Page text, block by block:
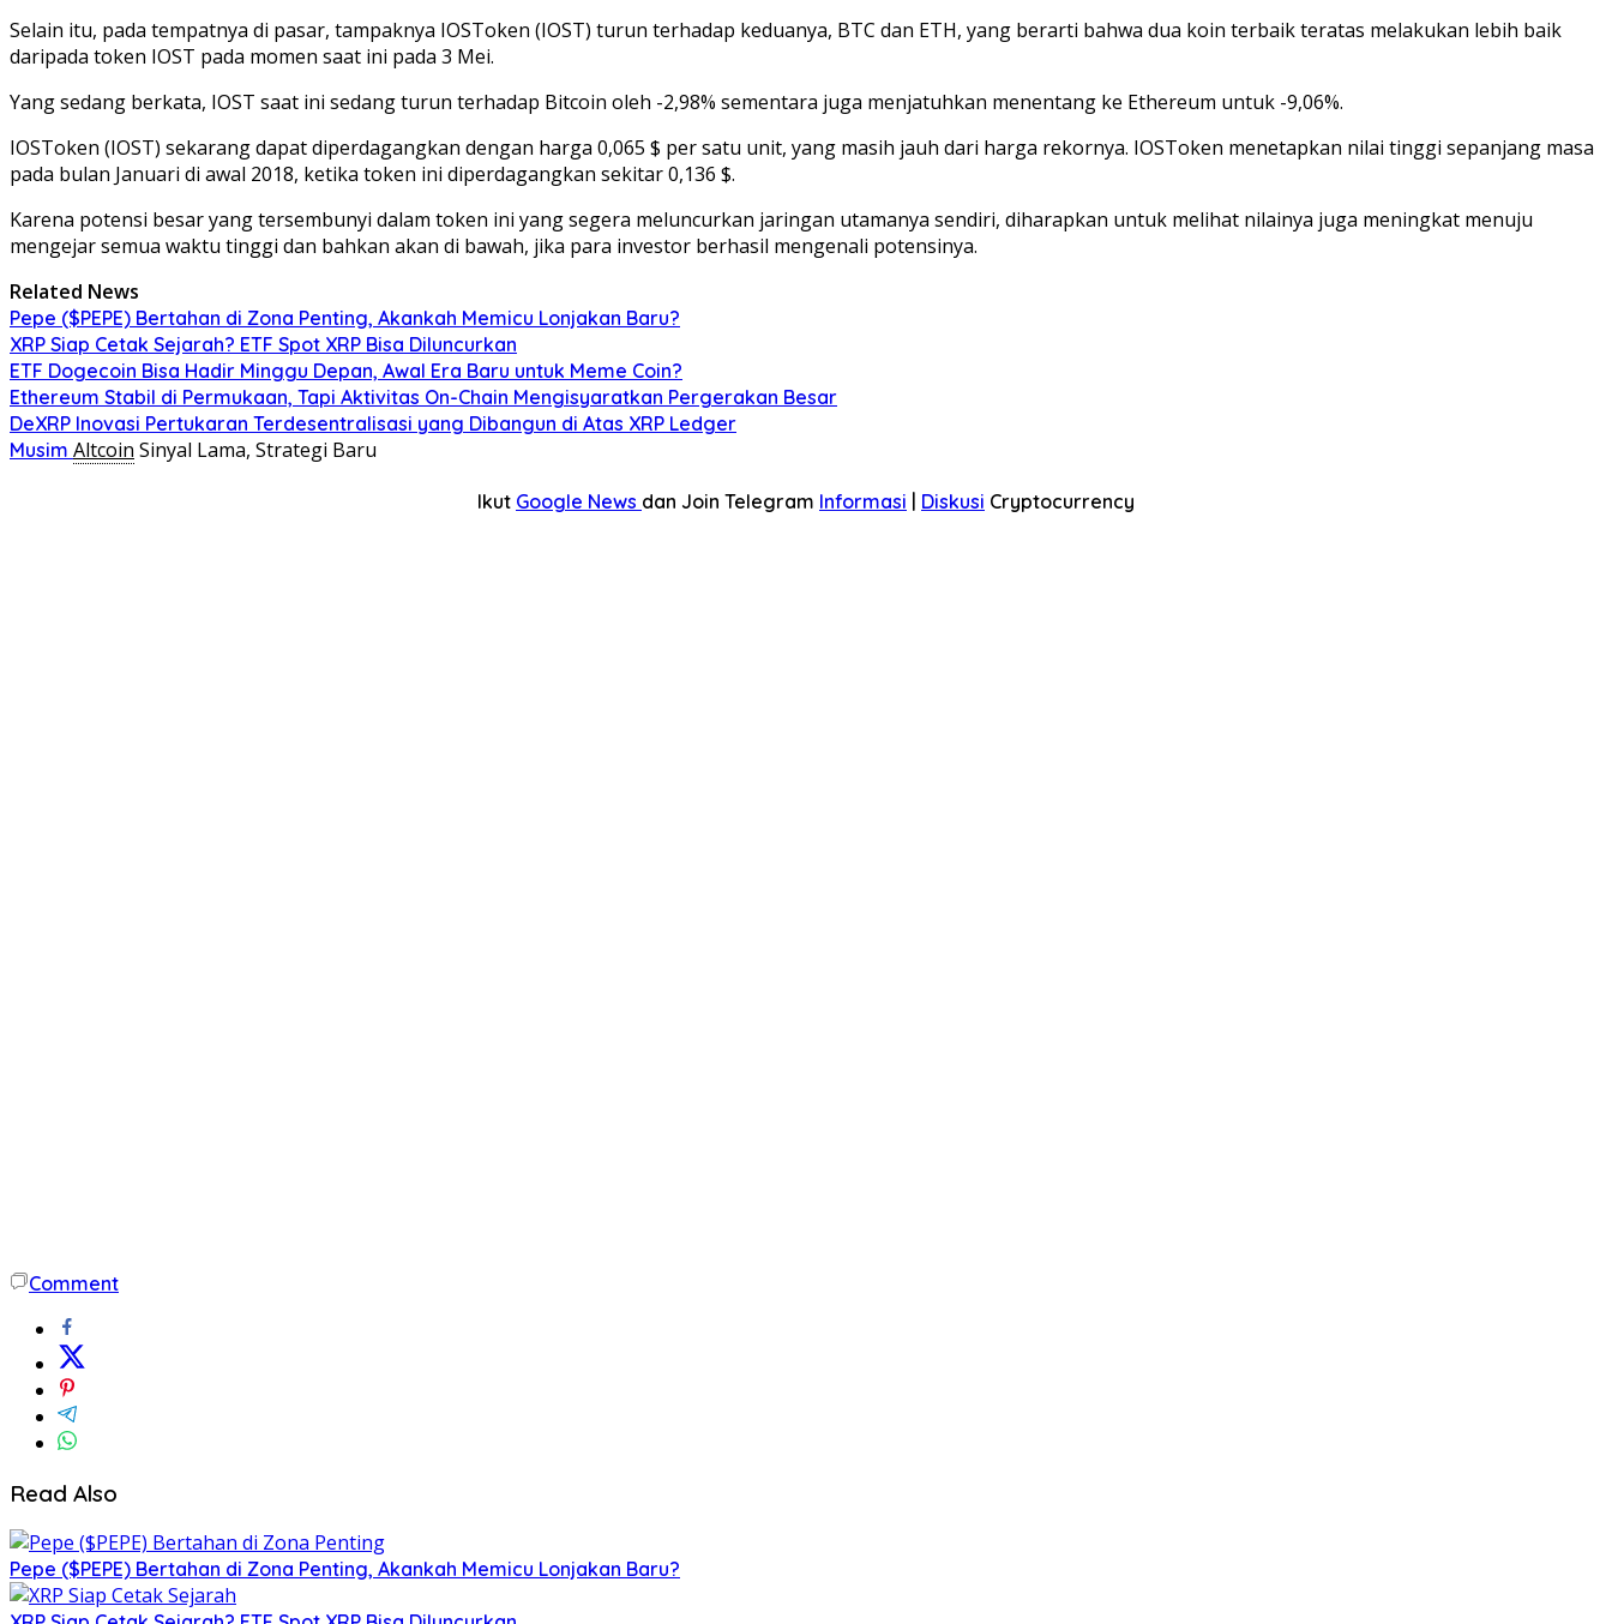
Selain itu, pada tempatnya di pasar, tampaknya IOSToken (IOST) turun terhadap keduanya, BTC dan ETH, yang berarti bahwa dua koin terbaik teratas melakukan lebih baik
daripada token IOST pada momen saat ini pada 3 Mei.
Yang sedang berkata, IOST saat ini sedang turun terhadap Bitcoin oleh -2,98% sementara juga menjatuhkan menentang ke Ethereum untuk -9,06%.
IOSToken (IOST) sekarang dapat diperdagangkan dengan harga 0,065 $ per satu unit, yang masih jauh dari harga rekornya. IOSToken menetapkan nilai tinggi sepanjang masa
pada bulan Januari di awal 2018, ketika token ini diperdagangkan sekitar 0,136 $.
Karena potensi besar yang tersembunyi dalam token ini yang segera meluncurkan jaringan utamanya sendiri, diharapkan untuk melihat nilainya juga meningkat menuju
mengejar semua waktu tinggi dan bahkan akan di bawah, jika para investor berhasil mengenali potensinya.
Related News
Pepe ($PEPE) Bertahan di Zona Penting, Akankah Memicu Lonjakan Baru?
XRP Siap Cetak Sejarah? ETF Spot XRP Bisa Diluncurkan
ETF Dogecoin Bisa Hadir Minggu Depan, Awal Era Baru untuk Meme Coin?
Ethereum Stabil di Permukaan, Tapi Aktivitas On-Chain Mengisyaratkan Pergerakan Besar
DeXRP Inovasi Pertukaran Terdesentralisasi yang Dibangun di Atas XRP Ledger
Musim Altcoin Sinyal Lama, Strategi Baru
Ikut Google News dan Join Telegram Informasi | Diskusi Cryptocurrency
Comment
Read Also
Pepe ($PEPE) Bertahan di Zona Penting, Akankah Memicu Lonjakan Baru?